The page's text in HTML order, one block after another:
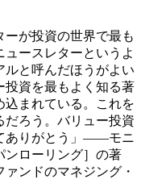
ーが投資の世界で最も
ースレターというよ
ルと呼んだほうがよい
投資を最もよく知る著
まれている。これを
ろう。バリュー投資
ありがとう」――モニ
ンローリング］の著
ンドのマネジング・